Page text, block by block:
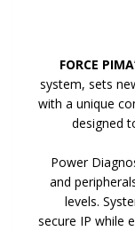
FORCE PIMA
system, sets
with a unique
designed
Power
and
levels.
secure IP while